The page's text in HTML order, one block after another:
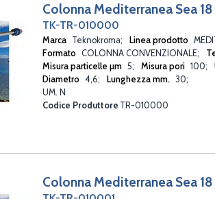
Colonna Mediterranea Sea
TK-TR-010000
Marca Teknokroma Linea prodotto
Formato COLONNA CONVENZIONALE
Misura particelle µm 5 Misura pori 100
Diametro 4,6 Lunghezza mm. 30
UM. N
Codice Produttore TR-010000
Colonna Mediterranea Sea